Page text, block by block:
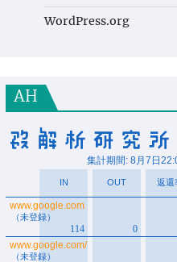
WordPress.org
AH